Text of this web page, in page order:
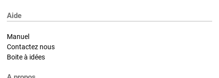
Aide
Manuel
Contactez nous
Boite à idées